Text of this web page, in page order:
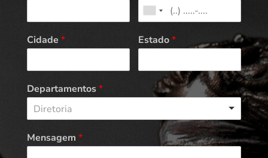
Cidade * Estado*
Departamentos*
Diretoria
Mensagem *